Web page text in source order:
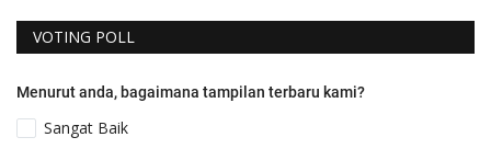
VOTING POLL
Menurut anda, bagaimana tampilan terbaru kami?
Sangat Baik